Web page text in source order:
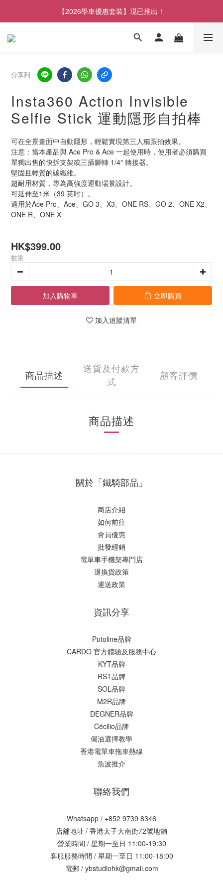
【2026學車優惠套裝】現已推出！
分享到
Insta360 Action Invisible
Selfie Stick 運動隱形自拍棒
可在全景畫面中自動隱形，輕鬆實現第三人稱跟拍效果。
注意：當本產品與 Ace Pro & Ace 一起使用時，使用者必須購買
單獨出售的快拆支架或三插腳轉 1/4″ 轉接器。
堅固且輕質的碳纖維。
超耐用材質，專為高強度運動場景設計。
可延伸至1米（39 英吋）。
適用於Ace Pro、Ace、GO 3、X3、ONE RS、GO 2、ONE X2、
ONE R、ONE X
HK$399.00
數量
加入購物車 立即購買
加入追蹤清單
商品描述
送貨及付款方
式
顧客評價
商品描述
關於「鐵騎部品」
商店介紹
如何前往
會員優惠
批發經銷
電單車手機架專門店
退換貨政策
運送政策
資訊分享
Putoline品牌
CARDO 官方體驗及服務中心
KYT品牌
RST品牌
SOL品牌
M2R品牌
DEGNER品牌
Cécilio品牌
偈油選擇教學
香港電單車拖車熱線
魚波推介
聯絡我們
Whatsapp / +852 9739 8346
店舖地址 / 香港太子大南街72號地舖
營業時間 / 星期一至日 11:00-19:30
客服服務時間 / 星期一至日 11:00-18:00
電郵 / ybstudiohk@gmail.com